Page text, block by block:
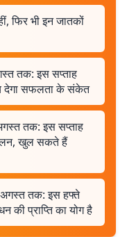
फिर भी इन जातकों
तक: इस सप्ताह
देगा सफलता के संकेत
तक: इस सप्ताह
खुल सकते हैं
अगस्त तक: इस हफ्ते
की प्राप्ति का योग है